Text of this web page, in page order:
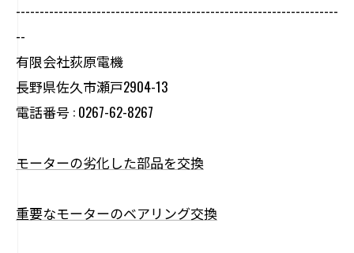
--------------------------------------------------------------------
--
有限会社荻原電機
長野県佐久市瀬戸2904-13
電話番号 : 0267-62-8267
モーターの劣化した部品を交換
重要なモーターのベアリング交換